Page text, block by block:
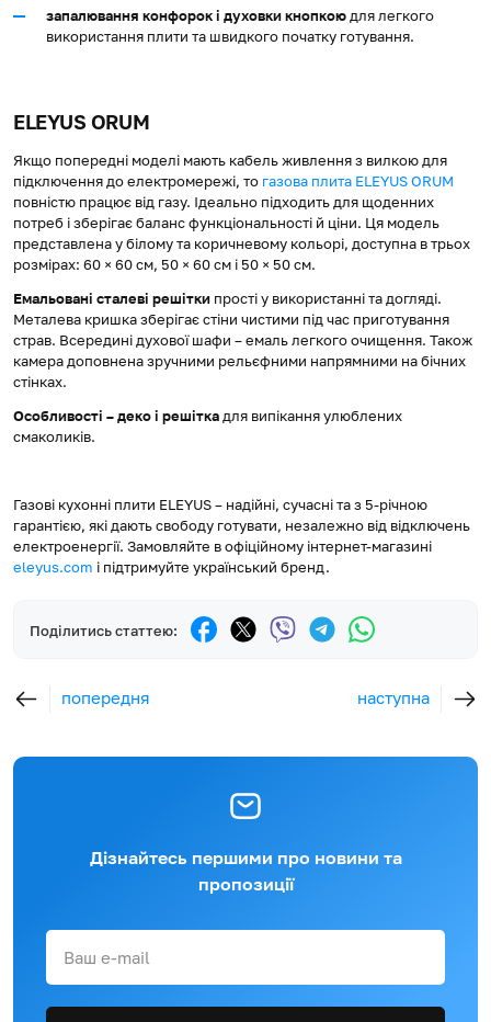
запалювання конфорок і духовки кнопкою для легкого
використання плити та швидкого початку готування.
ELEYUS ORUM
Якщо попередні моделі мають кабель живлення з вилкою для
підключення до електромережі, то газова плита ELEYUS ORUM
повністю працює від газу. Ідеально підходить для щоденних
потреб і зберігає баланс функціональності й ціни. Ця модель
представлена у білому та коричневому кольорі, доступна в трьох
розмірах: 60 × 60 см, 50 × 60 см і 50 × 50 см.
Емальовані сталеві решітки прості у використанні та догляді.
Металева кришка зберігає стіни чистими під час приготування
страв. Всередині духової шафи – емаль легкого очищення. Також
камера доповнена зручними рельєфними напрямними на бічних
стінках.
Особливості – деко і решітка для випікання улюблених
смаколиків.
Газові кухонні плити ELEYUS – надійні, сучасні та з 5-річною
гарантією, які дають свободу готувати, незалежно від відключень
електроенергії. Замовляйте в офіційному інтернет-магазині
eleyus.com і підтримуйте український бренд.
Поділитись статтею:
попередня наступна
Дізнайтесь першими про новини та
пропозиції